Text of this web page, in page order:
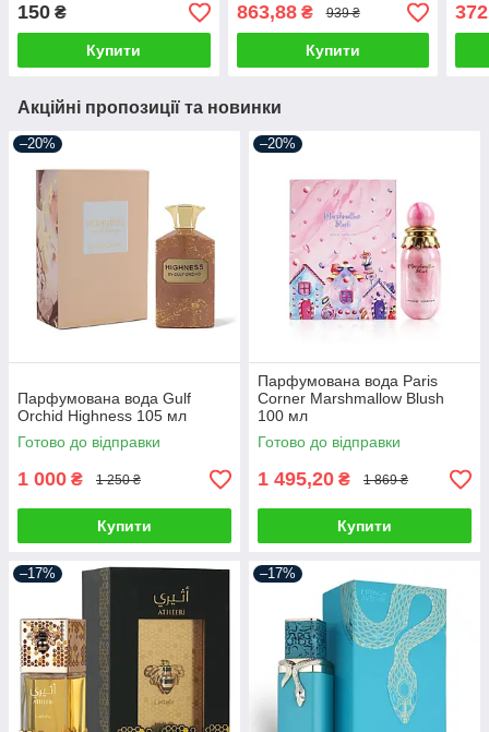
150 ₴
Купити
863,88₴ 939 ₴
Купити
372
Акційні пропозиції та новинки
–20%
Парфумована вода Gulf
Orchid Highness 105 мл
Готово до відправки
1 000 ₴ 1 250 ₴
Купити
–20%
Парфумована вода Paris
Corner Marshmallow Blush
100 мл
Готово до відправки
1 495,20 ₴ 1 869 ₴
Купити
–17% –17%